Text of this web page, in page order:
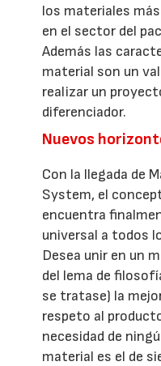
los materiales
en el sector del
Además las
material son un
realizar un
diferenciador.
Nuevos
Con la llegada de
System, el
encuentra
universal a todos
Desea unir en un
del lema de
se tratase) la
respeto al
necesidad de
material es el de